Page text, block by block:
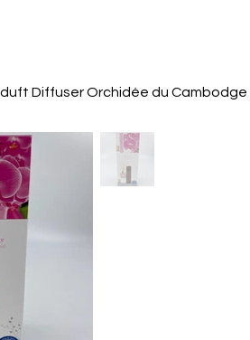
Diffuser Orchidée du Cambodge